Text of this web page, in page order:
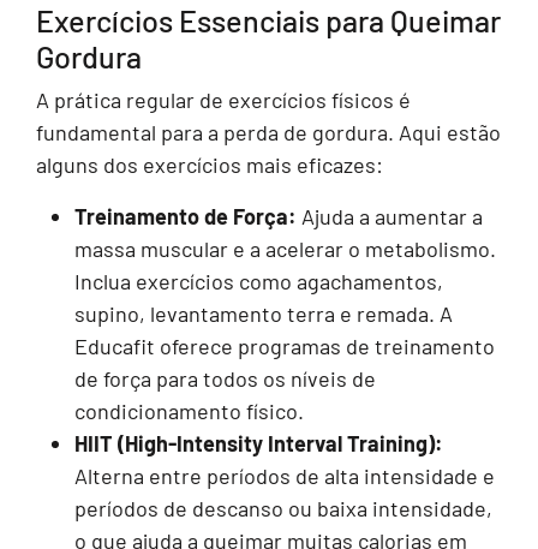
Exercícios Essenciais para Queimar
Gordura
A prática regular de exercícios físicos é
fundamental para a perda de gordura. Aqui estão
alguns dos exercícios mais eficazes:
Treinamento de Força: Ajuda a aumentar a
massa muscular e a acelerar o metabolismo.
Inclua exercícios como agachamentos,
supino, levantamento terra e remada. A
Educafit oferece programas de treinamento
de força para todos os níveis de
condicionamento físico.
HIIT (High-Intensity Interval Training):
Alterna entre períodos de alta intensidade e
períodos de descanso ou baixa intensidade,
o que ajuda a queimar muitas calorias em